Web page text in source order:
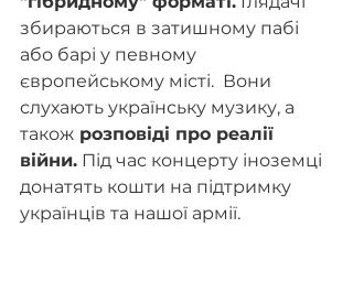
збираються в затишному пабі
або барі у певному
європейському місті.  Вони
слухають українську музику, а
також розповіді про реалії
війни. Під час концерту іноземці
донатять кошти на підтримку
українців та нашої армії.